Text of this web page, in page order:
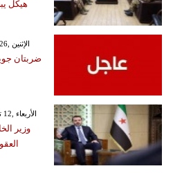
هيكل
GMT 07:38 2026 الإثنين ,26 كانون الثاني / يناير
ضربتان
GMT 15:43 2025 الأربعاء ,12 تشرين الثاني / نوفمبر
وزير